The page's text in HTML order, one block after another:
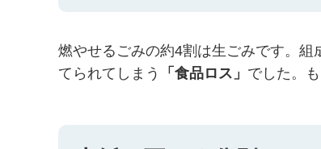
燃やせるごみの約4割は生ごみです。
てられてしまう
「食品ロス」 でした。